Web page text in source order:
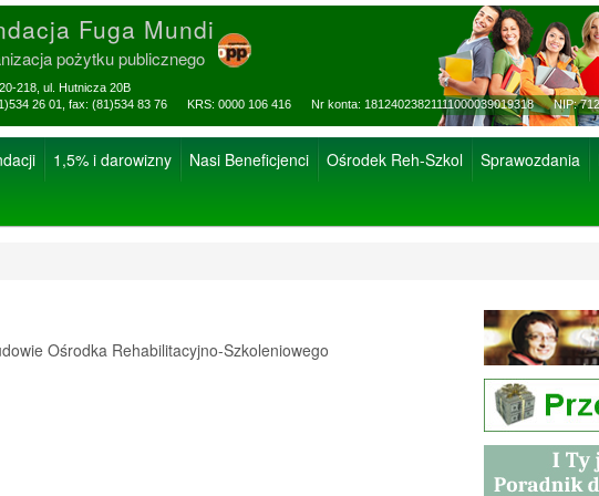
Fuga Mundi
pożytku publicznego
218, ul. Hutnicza 20B
26 01, fax: (81)534 83 76 KRS: 0000 106 416 Nr konta: 18124023821111000039019318 NIP:
1,5% i darowizny Nasi Beneficjenci Ośrodek Reh-Szkol Sprawozdania
Ośrodka Rehabilitacyjno-Szkoleniowego